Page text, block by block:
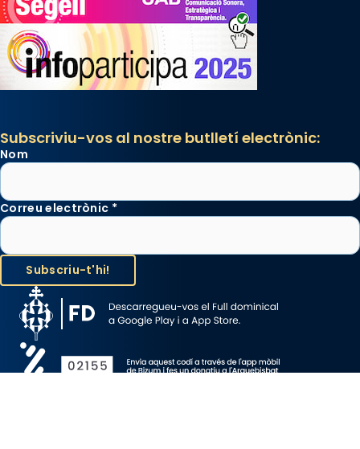
Subscriviu-vos al nostre butlletí electrònic:
Nom
Correu electrònic *